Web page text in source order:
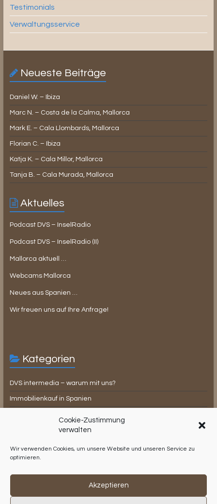
Cookie-Zustimmung
verwalten
Wir verwenden Cookies, um unsere Website und unseren Service zu
optimieren.
Akzeptieren
Testimonials
Verwaltungsservice
Neueste Beiträge
Daniel W. – Ibiza
Marc N. – Costa de la Calma, Mallorca
Mark E. – Cala Llombards, Mallorca
Florian C. – Ibiza
Katja K. – Cala Millor, Mallorca
Tanja B. – Cala Murada, Mallorca
Aktuelles
Podcast DVS – InselRadio
Podcast DVS – InselRadio (II)
Mallorca aktuell …
Webcams Mallorca
Neues aus Spanien …
Wir freuen uns auf Ihre Anfrage!
Kategorien
DVS intermedia – warum mit uns?
Immobilienkauf in Spanien
Rechtsbeistand
Steuerrecht in Spanien
Testimonials
Verwaltungsservice